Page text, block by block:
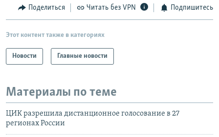
Поделиться Читать без VPN Подпишитесь
Этот контент также в категориях
Новости Главные новости
Материалы по теме
ЦИК разрешила дистанционное голосование в 27
регионах России